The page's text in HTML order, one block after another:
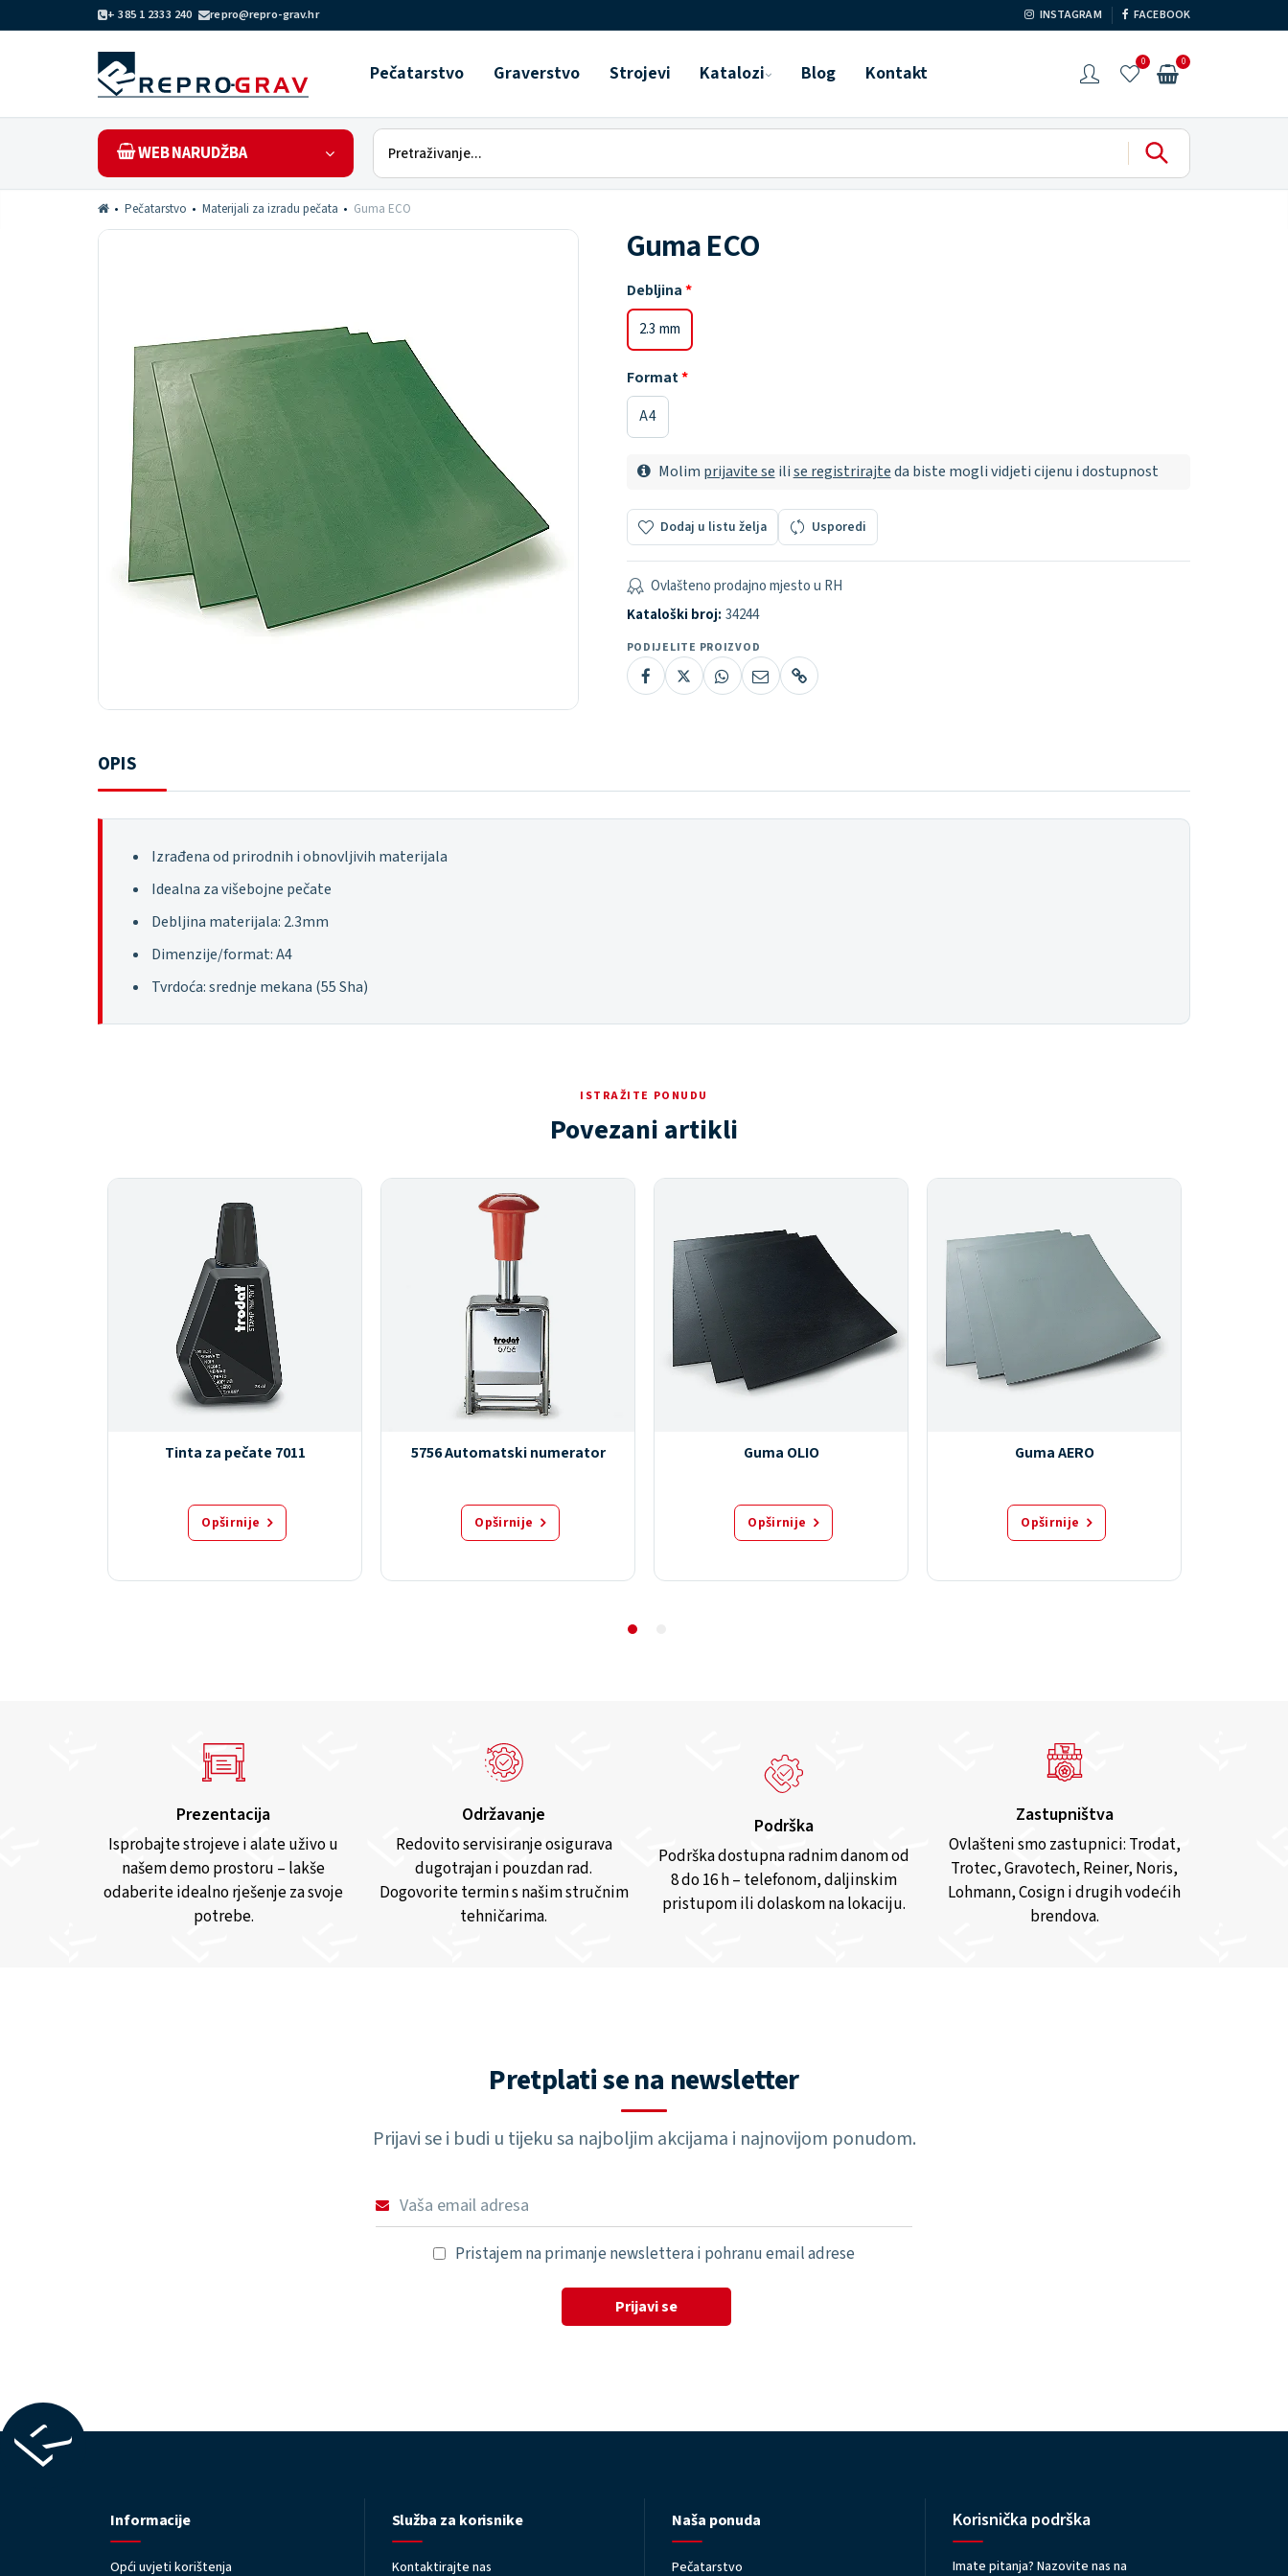
+ 385 1 2333 240 repro@repro-grav.hr INSTAGRAM FACEBOOK
Pečatarstvo Graverstvo Strojevi Katalozi Blog Kontakt 0 0
WEB NARUDŽBA
Pečatarstvo Materijali za izradu pečata Guma ECO
Guma ECO
Debljina
2.3 mm
Format
A4
Molim prijavite se ilise registrirajteda biste mogli vidjeti cijenu i dostupnost
Dodaj u listu želja Usporedi
Ovlašteno prodajno mjesto u RH
Kataloški broj: 34244
PODIJELITE PROIZVOD
OPIS
Izrađena od prirodnih i obnovljivih materijala
Idealna za višebojne pečate
Debljina materijala: 2.3mm
Dimenzije/format: A4
Tvrdoća: srednje mekana (55 Sha)
ISTRAŽITE PONUDU
Povezani artikli
Tinta za pečate 7011
Opširnije
5756 Automatski numerator
Opširnije
Guma OLIO
Opširnije
Guma AERO
Opširnije
Prezentacija
Isprobajte strojeve i alate uživo u
našem demo prostoru – lakše
odaberite idealno rješenje za svoje
potrebe.
Održavanje
Redovito servisiranje osigurava
dugotrajan i pouzdan rad.
Dogovorite termin s našim stručnim
tehničarima.
Podrška
Podrška dostupna radnim danom od
8 do 16 h – telefonom, daljinskim
pristupom ili dolaskom na lokaciju.
Zastupništva
Ovlašteni smo zastupnici: Trodat,
Trotec, Gravotech, Reiner, Noris,
Lohmann, Cosign i drugih vodećih
brendova.
Pretplati se na newsletter
Prijavi se i budi u tijeku sa najboljim akcijama i najnovijom ponudom.
Pristajem na primanje newslettera i pohranu email adrese
Prijavi se
Informacije
Opći uvjeti korištenja
Služba za korisnike
Kontaktirajte nas
Naša ponuda
Pečatarstvo
Korisnička podrška
Imate pitanja? Nazovite nas na